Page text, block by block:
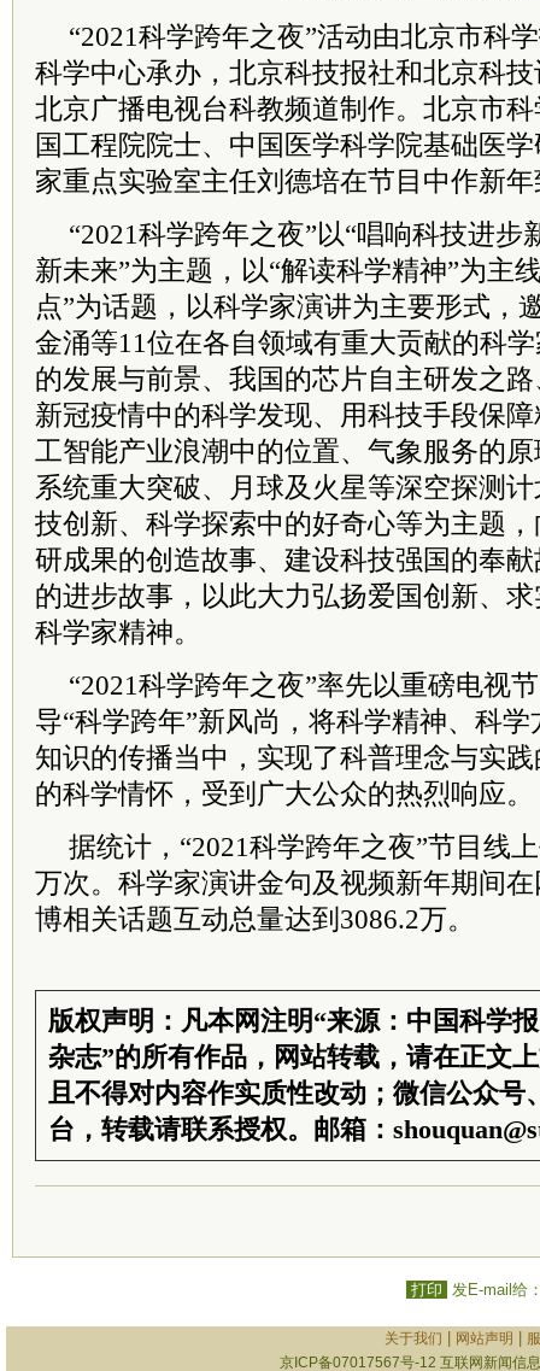
“2021科学跨年之夜”活动由北京市科
科学中心承办，北京科技报社和北京科
北京广播电视台科教频道制作。北京市
国工程院院士、中国医学科学院基础医
家重点实验室主任刘德培在节目中作新
“2021科学跨年之夜”以“唱响科技进
新未来”为主题，以“解读科学精神”为主
点”为话题，以科学家演讲为主要形式，
金涌等11位在各自领域有重大贡献的科
的发展与前景、我国的芯片自主研发之
新冠疫情中的科学发现、用科技手段保
工智能产业浪潮中的位置、气象服务的
系统重大突破、月球及火星等深空探测
技创新、科学探索中的好奇心等为主题
研成果的创造故事、建设科技强国的奉
的进步故事，以此大力弘扬爱国创新、
科学家精神。
“2021科学跨年之夜”率先以重磅电视
导“科学跨年”新风尚，将科学精神、科
知识的传播当中，实现了科普理念与实
的科学情怀，受到广大公众的热烈响应。
据统计，“2021科学跨年之夜”节目线
万次。科学家演讲金句及视频新年期间
博相关话题互动总量达到3086.2万。
版权声明：凡本网注明“来源：中国科学
杂志”的所有作品，网站转载，请在正文
且不得对内容作实质性改动；微信公众号
台，转载请联系授权。邮箱：
打印 发E-mail给
关于我们 网站声明
京ICP备07017567号-12 互联网新闻信